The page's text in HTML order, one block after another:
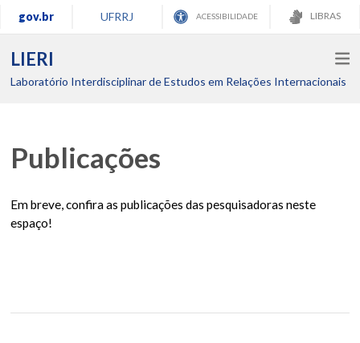
gov.br UFRRJ ACESSIBILIDADE LIBRAS
LIERI
Laboratório Interdisciplinar de Estudos em Relações Internacionais
Publicações
Em breve, confira as publicações das pesquisadoras neste
espaço!